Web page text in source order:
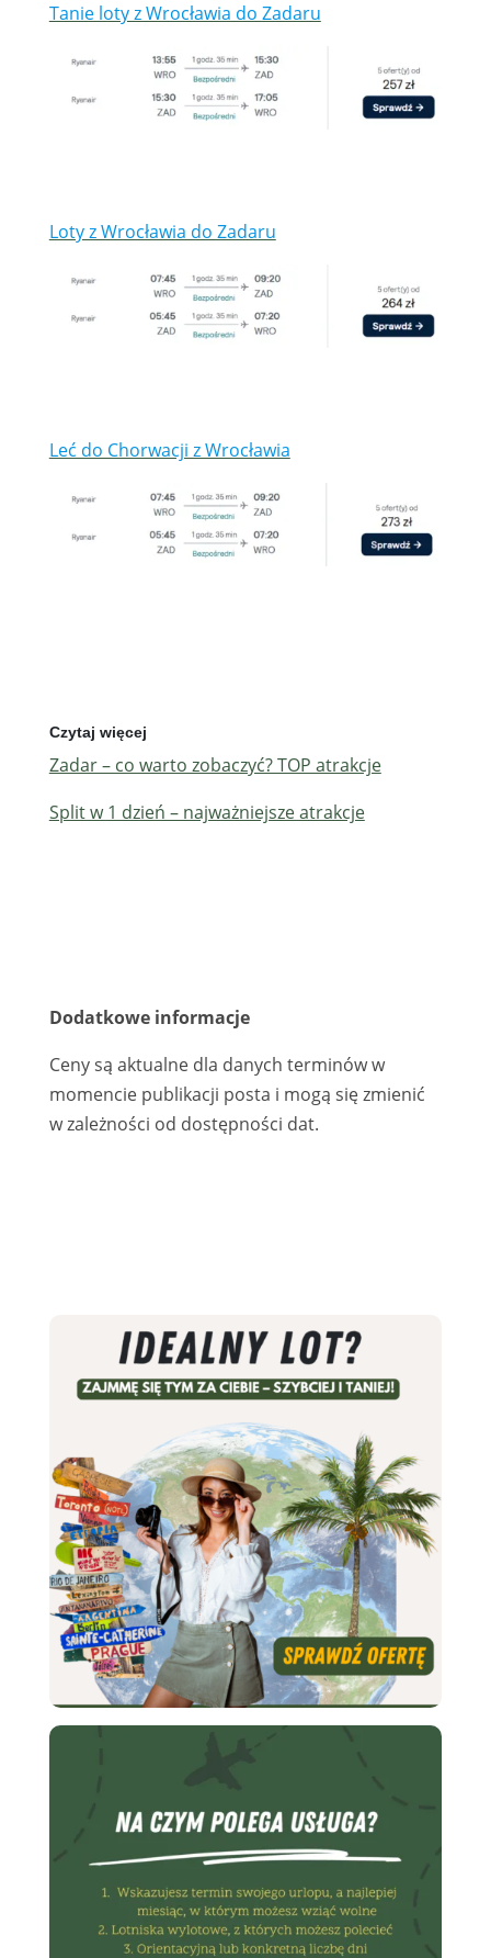
Tanie loty z Wrocławia do Zadaru
Loty z Wrocławia do Zadaru
Leć do Chorwacji z Wrocławia
Czytaj więcej
Zadar – co warto zobaczyć? TOP atrakcje
Split w 1 dzień – najważniejsze atrakcje
Dodatkowe informacje
Ceny są aktualne dla danych terminów w
momencie publikacji posta i mogą się zmienić
w zależności od dostępności dat.